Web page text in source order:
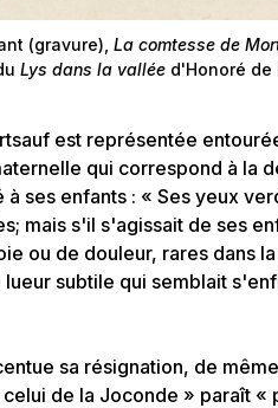
(gravure), La comtesse de
Lys dans la vallée d'Honoré de
est représentée
qui correspond à la
ses enfants : « Ses yeux
mais s'il s'agissait de ses
ou de douleur, rares dans
subtile qui semblait
sa résignation, de
de la Joconde » paraît